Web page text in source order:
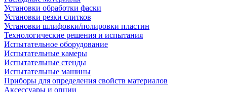
Установки обработки фаски
Установки резки слитков
Установки шлифовки/полировки пластин
Технологические решения и испытания
Испытательное оборудование
Испытательные камеры
Испытательные стенды
Испытательные машины
Приборы для определения свойств материалов
Аксессуары и опции